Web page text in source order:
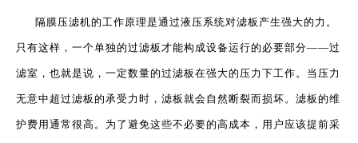
隔膜压滤机的工作原理是通过液压系统对滤板产生强大的力。
只有这样，一个单独的过滤板才能构成设备运行的必要部分——过
滤室，也就是说，一定数量的过滤板在强大的压力下工作。当压力
无意中超过滤板的承受力时，滤板就会自然断裂而损坏。滤板的维
护费用通常很高。为了避免这些不必要的高成本，用户应该提前采